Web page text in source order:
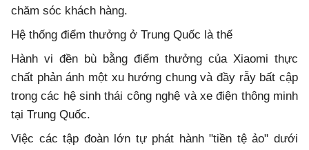
chăm sóc khách hàng.
Hệ thống điểm thưởng ở Trung Quốc là thế
Hành vi đền bù bằng điểm thưởng của Xiaomi thực
chất phản ánh một xu hướng chung và đầy rẫy bất cập
trong các hệ sinh thái công nghệ và xe điện thông minh
tại Trung Quốc.
Việc các tập đoàn lớn tự phát hành "tiền tệ ảo" dưới